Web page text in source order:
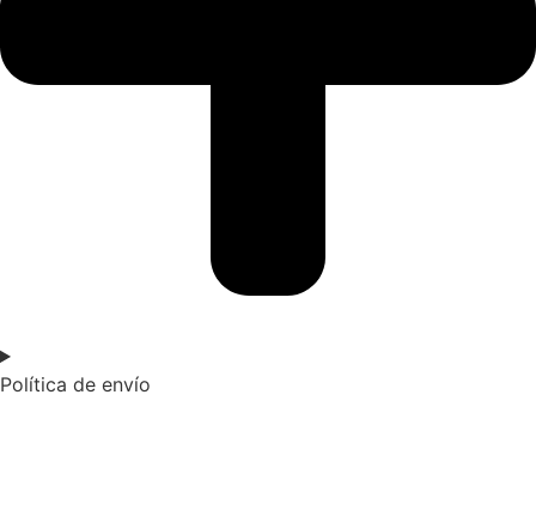
Política de envío